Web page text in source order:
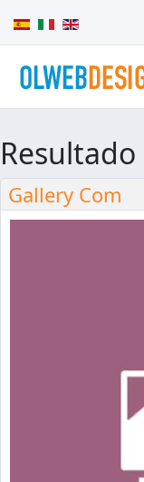
Seleccione su idioma
Gallery Com